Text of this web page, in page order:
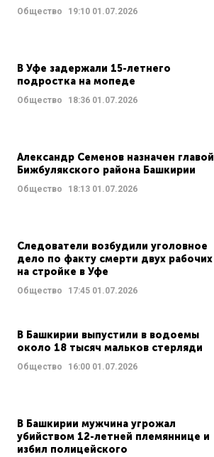
Общество 19:10 01.07.2026
В Уфе задержали 15-летнего
подростка на мопеде
Общество 18:36 01.07.2026
Александр Семенов назначен главой
Бижбулякского района Башкирии
Общество 18:13 01.07.2026
Следователи возбудили уголовное
дело по факту смерти двух рабочих
на стройке в Уфе
Общество 17:45 01.07.2026
В Башкирии выпустили в водоемы
около 18 тысяч мальков стерляди
Общество 16:00 01.07.2026
В Башкирии мужчина угрожал
убийством 12-летней племяннице и
избил полицейского